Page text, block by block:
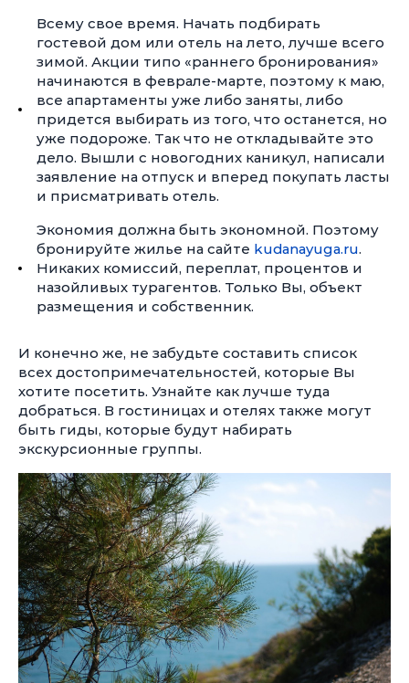
Всему свое время. Начать подбирать
гостевой дом или отель на лето, лучше всего
зимой. Акции типо «раннего бронирования»
начинаются в феврале-марте, поэтому к маю,
все апартаменты уже либо заняты, либо
придется выбирать из того, что останется, но
уже подороже. Так что не откладывайте это
дело. Вышли с новогодних каникул, написали
заявление на отпуск и вперед покупать ласты
и присматривать отель.
Экономия должна быть экономной. Поэтому
бронируйте жилье на сайте kudanayuga.ru.
Никаких комиссий, переплат, процентов и
назойливых турагентов. Только Вы, объект
размещения и собственник.
И конечно же, не забудьте составить список
всех достопримечательностей, которые Вы
хотите посетить. Узнайте как лучше туда
добраться. В гостиницах и отелях также могут
быть гиды, которые будут набирать
экскурсионные группы.